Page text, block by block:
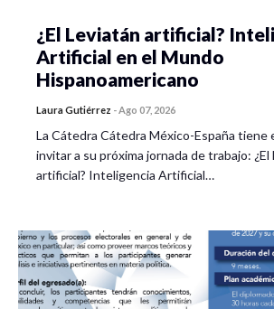
¿El Leviatán artificial?
Artificial en el Mundo
Hispanoamericano
Laura Gutiérrez -Ago 07, 2026
La Cátedra Cátedra México-España tiene
invitar a su próxima jornada de trabajo: ¿El
artificial? Inteligencia Artificial…